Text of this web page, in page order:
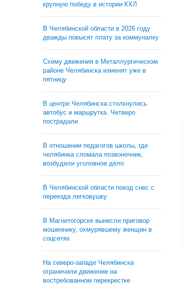
крупную победу в истории КХЛ
В Челябинской области в 2026 году
дважды повысят плату за коммуналку
Схему движения в Металлургическом
районе Челябинска изменят уже в
пятницу
В центре Челябинска столкнулись
автобус и маршрутка. Четверо
пострадали
В отношении педагогов школы, где
челябинка сломала позвоночник,
возбудили уголовное дело
В Челябинской области поезд снес с
переезда легковушку
В Магнитогорске вынесли приговор
мошеннику, охмурявшему женщин в
соцсетях
На северо-западе Челябинска
ограничили движение на
востребованном перекрестке